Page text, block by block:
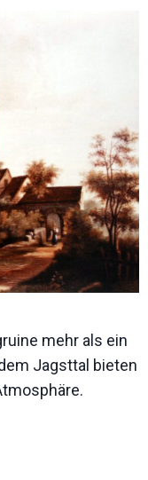
mehr als ein
Jagsttal bieten